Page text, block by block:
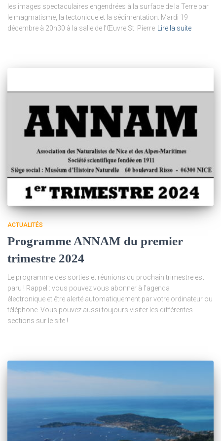
les images spectaculaires engendrées à la surface de la Terre par
le magmatisme, la tectonique et la sédimentation. Mardi 19
décembre à 20h30 à la salle de l’Œuvre St. Pierre
Lire la suite
ACTUALITÉS
Programme ANNAM du premier
trimestre 2024
Le programme des sorties et réunions du prochain trimestre est
paru ! Rappel : vous pouvez vous abonner à l’agenda
électronique et être alerté automatiquement par votre ordinateur ou
téléphone. Vous pouvez aussi toujours visiter les différentes
sections sur le site !